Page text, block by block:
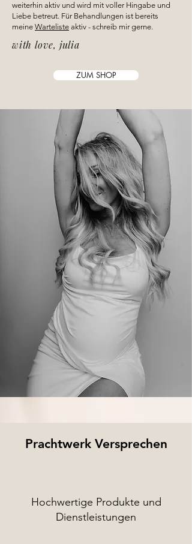
weiterhin aktiv und wird mit voller Hingabe und
Liebe betreut. Für Behandlungen ist bereits
meine Warteliste aktiv - schreib mir gerne.
with love, julia
ZUM SHOP
Prachtwerk Versprechen
Hochwertige Produkte und
Dienstleistungen